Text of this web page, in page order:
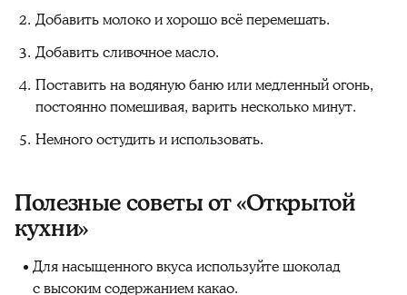
Добавить молоко и хорошо всё перемешать.
Добавить сливочное масло.
Поставить на водяную баню или медленный огонь,
постоянно помешивая, варить несколько минут.
Немного остудить и использовать.
Полезные советы от «Открытой
кухни»
Для насыщенного вкуса используйте шоколад
с высоким содержанием какао.